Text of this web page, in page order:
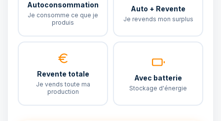
Autoconsommation
Je consomme ce que je
produis
Auto + Revente
Je revends mon surplus
Revente totale
Je vends toute ma
production
Avec batterie
Stockage d'énergie